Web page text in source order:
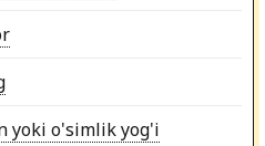
yoki o'simlik yog'i